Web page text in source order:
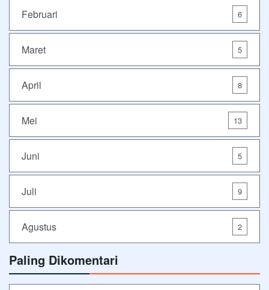
Februari 6
Maret 5
April 8
Mei 13
Juni 5
Juli 9
Agustus 2
Paling Dikomentari